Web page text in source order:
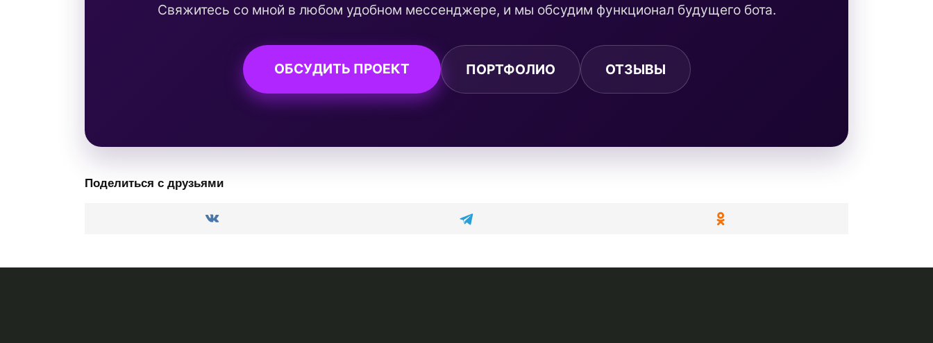
Свяжитесь со мной в любом удобном мессенджере, и мы обсудим функционал будущего бота.
ОБСУДИТЬ ПРОЕКТ ПОРТФОЛИО ОТЗЫВЫ
Поделиться с друзьями